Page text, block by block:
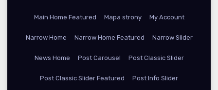
Main Home Featured Mapa strony My Account
Narrow Home Narrow Home Featured Narrow Slider
News Home Post Carousel Post Classic Slider
Post Classic Slider Featured Post Info Slider